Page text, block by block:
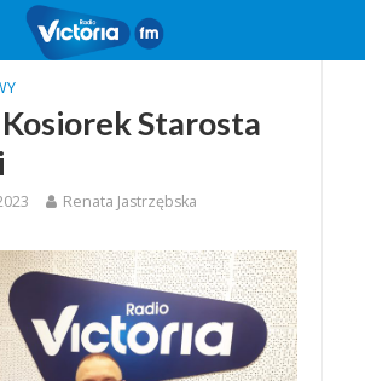
Starosta
Renata Jastrzębska